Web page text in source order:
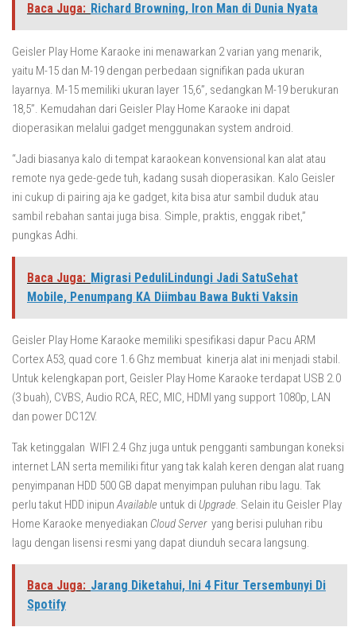
Baca Juga: Richard Browning, Iron Man di Dunia Nyata
Geisler Play Home Karaoke ini menawarkan 2 varian yang menarik,
yaitu M-15 dan M-19 dengan perbedaan signifikan pada ukuran
layarnya. M-15 memiliki ukuran layer 15,6”, sedangkan M-19 berukuran
18,5”. Kemudahan dari Geisler Play Home Karaoke ini dapat
dioperasikan melalui gadget menggunakan system android.
“Jadi biasanya kalo di tempat karaokean konvensional kan alat atau
remote nya gede-gede tuh, kadang susah dioperasikan. Kalo Geisler
ini cukup di pairing aja ke gadget, kita bisa atur sambil duduk atau
sambil rebahan santai juga bisa. Simple, praktis, enggak ribet,”
pungkas Adhi.
Baca Juga: Migrasi PeduliLindungi Jadi SatuSehat
Mobile, Penumpang KA Diimbau Bawa Bukti Vaksin
Geisler Play Home Karaoke memiliki spesifikasi dapur Pacu ARM
Cortex A53, quad core 1.6 Ghz membuat kinerja alat ini menjadi stabil.
Untuk kelengkapan port, Geisler Play Home Karaoke terdapat USB 2.0
(3 buah), CVBS, Audio RCA, REC, MIC, HDMI yang support 1080p, LAN
dan power DC12V.
Tak ketinggalan WIFI 2.4 Ghz juga untuk pengganti sambungan koneksi
internet LAN serta memiliki fitur yang tak kalah keren dengan alat ruang
penyimpanan HDD 500 GB dapat menyimpan puluhan ribu lagu. Tak
perlu takut HDD inipunAvailable untuk di Upgrade. Selain itu Geisler Play
Home Karaoke menyediakan Cloud Server yang berisi puluhan ribu
lagu dengan lisensi resmi yang dapat diunduh secara langsung.
Baca Juga: Jarang Diketahui, Ini 4 Fitur Tersembunyi Di
Spotify